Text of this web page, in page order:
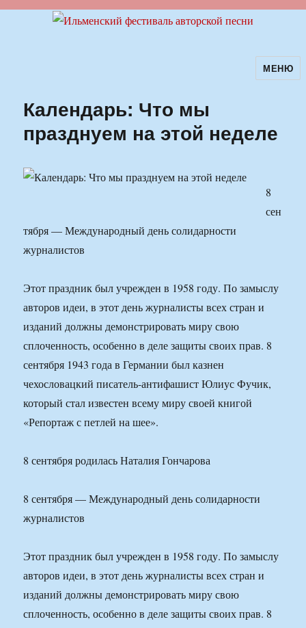
Ильменский фестиваль авторскойМЕНЮ
Календарь: Что мы
празднуем на этой неделе
8
сен
тября — Международный день солидарности
журналистов
Этот праздник был учрежден в 1958 году. По замыслу
авторов идеи, в этот день журналисты всех стран и
изданий должны демонстрировать миру свою
сплоченность, особенно в деле защиты своих прав. 8
сентября 1943 года в Германии был казнен
чехословацкий писатель-антифашист Юлиус Фучик,
который стал известен всему миру своей книгой
«Репортаж с петлей на шее».
8 сентября родилась Наталия Гончарова
8 сентября — Международный день солидарности
журналистов
Этот праздник был учрежден в 1958 году. По замыслу
авторов идеи, в этот день журналисты всех стран и
изданий должны демонстрировать миру свою
сплоченность, особенно в деле защиты своих прав. 8